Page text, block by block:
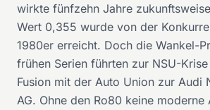
wirkte fünfzehn Jahre
Wert 0,355 wurde von der
1980er erreicht. Doch die Wankel-
frühen Serien führten zur NSU-
Fusion mit der Auto Union zur Audi
AG. Ohne den Ro80 keine moderne